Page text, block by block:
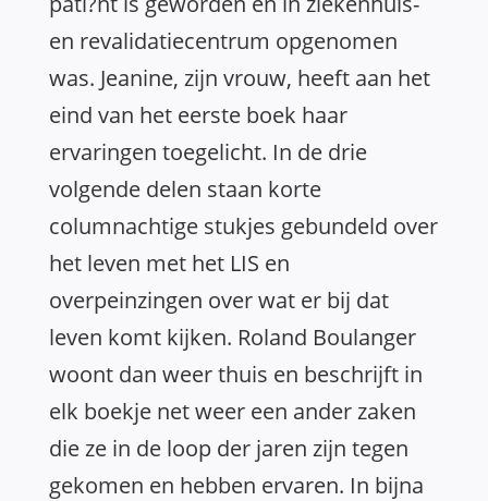
en revalidatiecentrum opgenomen
was. Jeanine, zijn vrouw, heeft aan het
eind van het eerste boek haar
ervaringen toegelicht. In de drie
volgende delen staan korte
columnachtige stukjes gebundeld over
het leven met het LIS en
overpeinzingen over wat er bij dat
leven komt kijken. Roland Boulanger
woont dan weer thuis en beschrijft in
elk boekje net weer een ander zaken
die ze in de loop der jaren zijn tegen
gekomen en hebben ervaren. In bijna